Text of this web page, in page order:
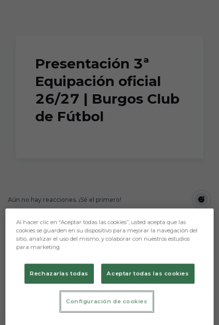
Presentación 3ª
Equipación oficial
26/27 | Burgos Club
de Fútbol
Aún no hay reacciones. ¡Sé el primero!
Al hacer clic en “Aceptar todas las cookies”, usted acepta que las
cookies se guarden en su dispositivo para mejorar la navegación del
sitio, analizar el uso del mismo, y colaborar con nuestros estudios
para marketing.
Rechazarlas todas Aceptar todas las cookies
Configuración de cookies